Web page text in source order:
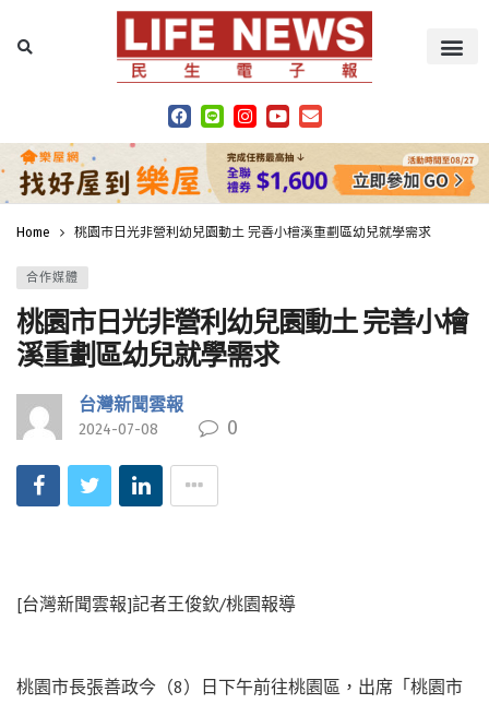
Home 桃園市日光非營利幼兒園動土 完善小檜溪重劃區幼兒就學需求
合作媒體
桃園市日光非營利幼兒園動土 完善小檜
溪重劃區幼兒就學需求
台灣新聞雲報
2024-07-08 0
[台灣新聞雲報]記者王俊欽/桃園報導
桃園市長張善政今（8）日下午前往桃園區，出席「桃園市